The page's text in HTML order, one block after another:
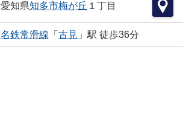
愛知県知多市梅が丘 １丁目
名鉄常滑線 「 古見 」駅 徒歩36分